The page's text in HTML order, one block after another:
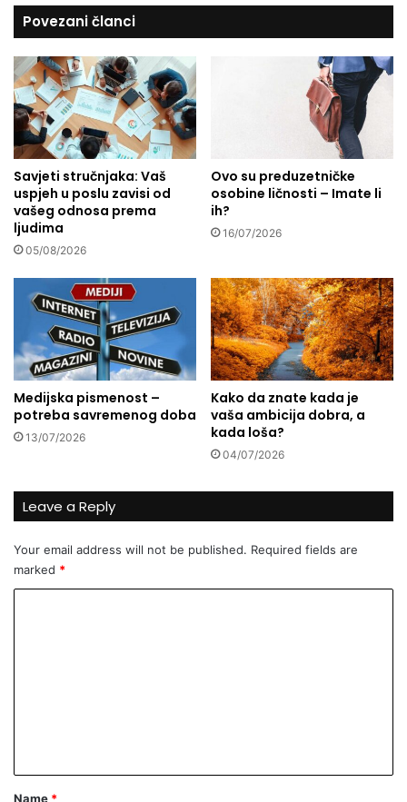
Š
p
a
n
i
e
o
n
j
i
g
u
S
r
e
t
n
i
“
a
u
t
o
e
m
e
Povezani članci
Savjeti stručnjaka: Vaš
uspjeh u poslu zavisi od
vašeg odnosa prema
ljudima
05/08/2026
Ovo su preduzetničke
osobine ličnosti – Imate li
ih?
16/07/2026
Medijska pismenost –
potreba savremenog doba
13/07/2026
Kako da znate kada je
vaša ambicija dobra, a
kada loša?
04/07/2026
Leave a Reply
Your email address will not be published. Required fields are
marked *
*
Name *